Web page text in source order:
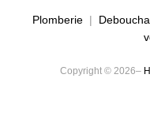
Plomberie |
Copyright © 2026–